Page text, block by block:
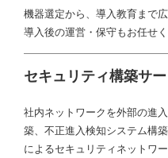
機器選定から、導入教育まで
導入後の運営・保守もお任せく
セキュリティ構築サ
社内ネットワークを外部の進
築、不正進入検知システム構
によるセキュリティネットワ